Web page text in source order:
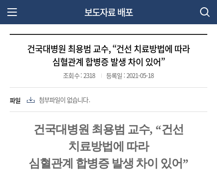
보도자료 배포
건국대병원 최용범 교수, “건선 치료방법에 따라
심혈관계 합병증 발생 차이 있어”
조회수 : 2318 등록일 : 2021-05-18
파일 첨부파일이 없습니다.
건국대병원 최용범 교수, “건선
치료방법에 따라
심혈관계 합병증 발생 차이 있어”